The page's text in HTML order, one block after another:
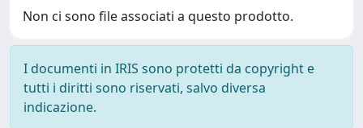
Non ci sono file associati a questo prodotto.
I documenti in IRIS sono protetti da copyright e
tutti i diritti sono riservati, salvo diversa
indicazione.